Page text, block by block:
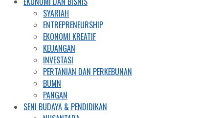
SYARIAH
ENTREPRENEURSHIP
EKONOMI KREATIF
KEUANGAN
INVESTASI
PERTANIAN DAN PERKEBUNAN
BUMN
PANGAN
SENI BUDAYA & PENDIDIKAN